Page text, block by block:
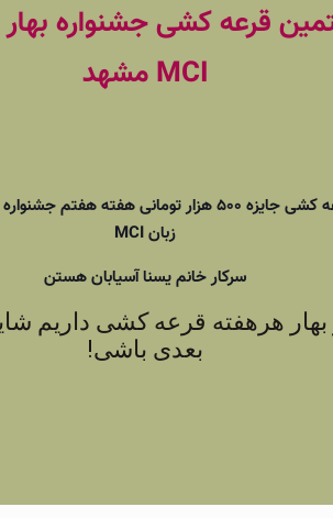
قرعه کشی جشنواره
MCI مشهد
برنده قرعه کشی جایزه ۵۰۰ هزار تومانی هفته
زبان MCI
سرکار خانم یسنا آسیابان هستن
بهار هرهفته قرعه کشی داریم
بعدی باشی!